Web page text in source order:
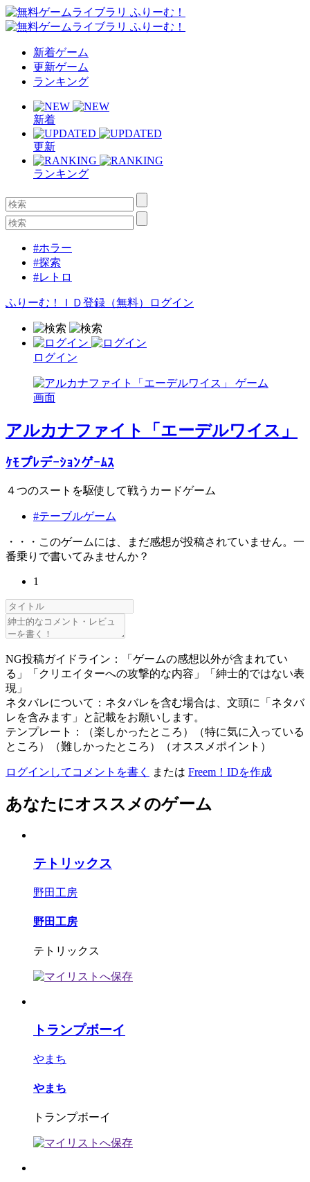
新着ゲーム
更新ゲーム
ランキング
新着
更新
ランキング
#ホラー
#探索
#レトロ
ふりーむ！ＩＤ登録（無料） ログイン
ログイン
アルカナファイト「エーデルワイス」
ｹﾓプﾚデｰｼｮﾝゲｰﾑｽ
４つのスートを駆使して戦うカードゲーム
#テーブルゲーム
・・・このゲームには、まだ感想が投稿されていません。一
番乗りで書いてみませんか？
1
NG投稿ガイドライン：「ゲームの感想以外が含まれてい
る」「クリエイターへの攻撃的な内容」「紳士的ではない表
現」
ネタバレについて：ネタバレを含む場合は、文頭に「ネタバ
レを含みます」と記載をお願いします。
テンプレート：（楽しかったところ）（特に気に入っている
ところ）（難しかったところ）（オススメポイント）
ログインしてコメントを書く または Freem！IDを作成
あなたにオススメのゲーム
テトリックス
野田工房
野田工房
テトリックス
トランプボーイ
やまち
やまち
トランプボーイ